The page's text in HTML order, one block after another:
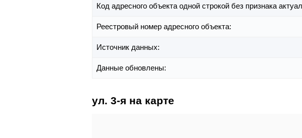
Код адресного объекта одной строкой без признака
Реестровый номер адресного объекта:
Источник данных:
Данные обновлены:
ул. 3-я на карте